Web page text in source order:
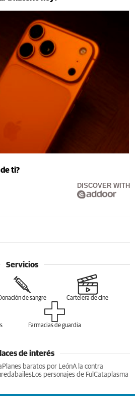
ti?
DISCOVER WITH
Servicios
de sangre Cartelera de cine
Farmacias de guardia
de interés
Planes baratos por LeónA la contra
Los personajes de Ful Cataplasma